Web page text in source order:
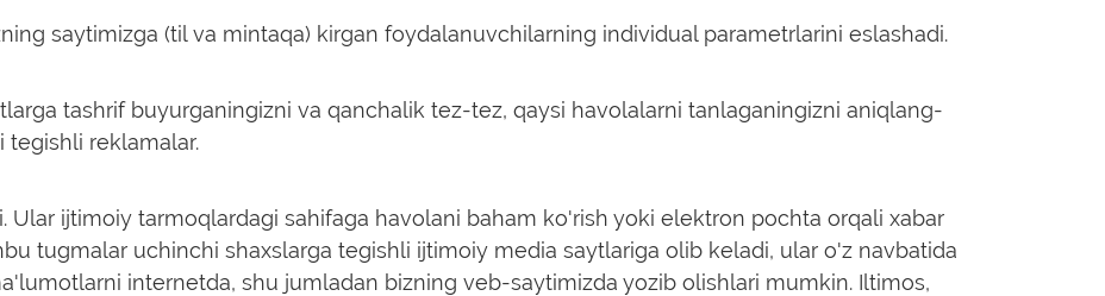
saytimizga (til va mintaqa) kirgan foydalanuvchilarning individual parametrlarini eslashadi.
tashrif buyurganingizni va qanchalik tez-tez, qaysi havolalarni tanlaganingizni aniqlang-
tegishli reklamalar.
Ular ijtimoiy tarmoqlardagi sahifaga havolani baham ko'rish yoki elektron pochta orqali xabar
tugmalar uchinchi shaxslarga tegishli ijtimoiy media saytlariga olib keladi, ular o'z navbatida
internetda, shu jumladan bizning veb-saytimizda yozib olishlari mumkin. Iltimos,